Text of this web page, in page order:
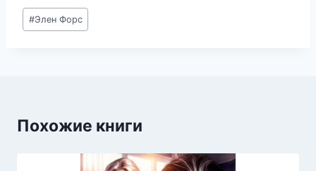
Метки
записи:
#Элен Форс
Похожие книги